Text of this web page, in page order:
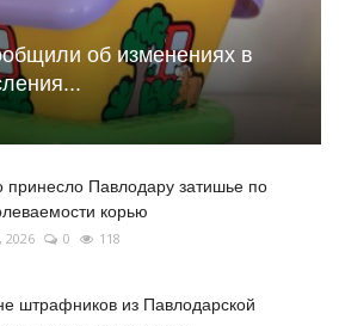
об изменениях в
принесло Павлодару затишье по
корью
2026 0 118
штрафников из Павлодарской